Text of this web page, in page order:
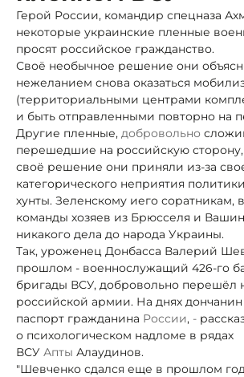
Герой России, командир спецназа
некоторые украинские пленные
просят российское гражданство.
Своё необычное решение они
нежеланием снова оказаться
(территориальными центрами
и быть отправленными повторно на
Другие пленные, добровольно
перешедшие на российскую сторону,
своё решение они приняли из-за
категорического неприятия
хунты. Зеленскому иего соратникам,
команды хозяев из Брюсселя и
никакого дела до народа Украины.
Так, уроженец Донбасса Валерий
прошлом - военнослужащий 426-го
бригады ВСУ, добровольно перешёл
российской армии. На днях
паспорт гражданина России, -
о психологическом надломе в рядах
ВСУ Апты Алаудинов.
"Шевченко сдался еще в прошлом